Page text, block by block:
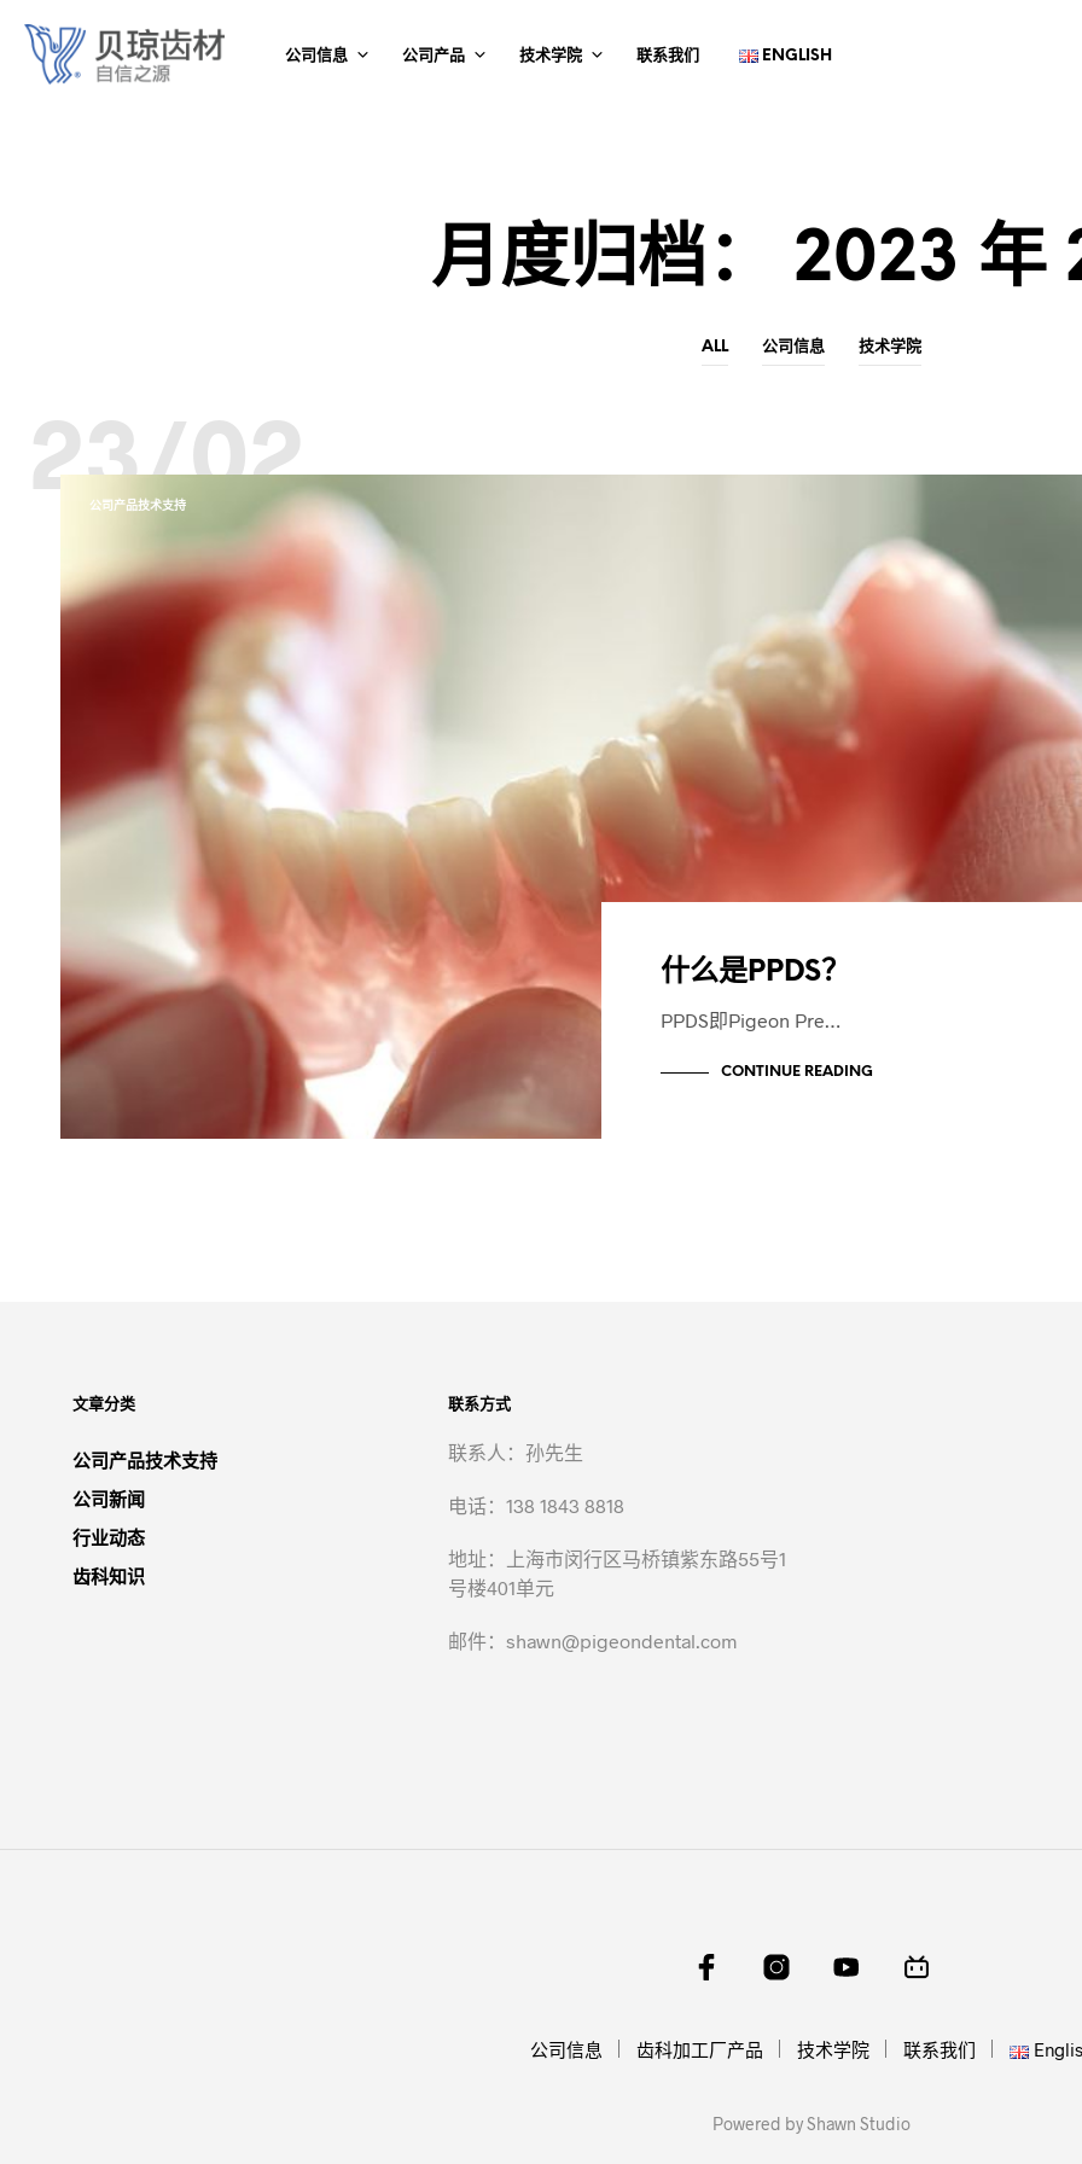
公司信息 公司产品 技术学院 联系我们 ENGLISH
月度归档： 2023 年
ALL 公司信息 技术学院
23/02
公司产品技术支持
什么是PPDS？
PPDS即Pigeon Pre…
CONTINUE READING
文章分类
公司产品技术支持
公司新闻
行业动态
齿科知识
联系方式
联系人：孙先生
电话：138 1843 8818
地址：上海市闵行区马桥镇紫东路55号1
号楼401单元
邮件：shawn@pigeondental.com
公司信息 齿科加工厂产品 技术学院 联系我们
Powered by Shawn Studio